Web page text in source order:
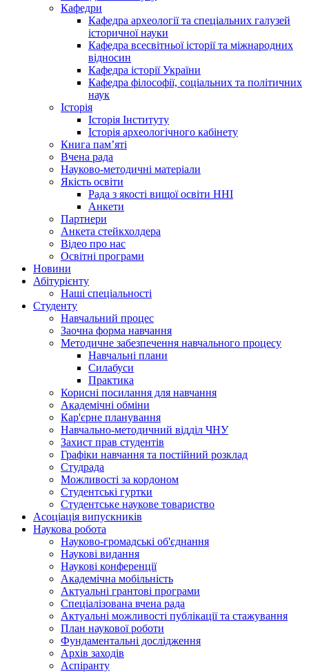
Кафедри
Кафедра археології та спеціальних галузей
історичної науки
Кафедра всесвітньої історії та міжнародних
відносин
Кафедра історії України
Кафедра філософії, соціальних та політичних
наук
Історія
Історія Інституту
Історія археологічного кабінету
Книга памʼяті
Вчена рада
Науково-методичні матеріали
Якість освіти
Рада з якості вищої освіти ННІ
Анкети
Партнери
Анкета стейкхолдера
Відео про нас
Освітні програми
Hовини
Абітурієнту
Наші спеціальності
Студенту
Навчальний процес
Заочна форма навчання
Методичне забезпечення навчального процесу
Навчальні плани
Силабуси
Практика
Корисні посилання для навчання
Академічні обміни
Кар'єрне планування
Навчально-методичний відділ ЧНУ
Захист прав студентів
Графіки навчання та постійний розклад
Студрада
Можливості за кордоном
Студентські гуртки
Студентське наукове товариство
Асоціація випускників
Наукова робота
Науково-громадські об'єднання
Наукові видання
Наукові конференції
Академічна мобільність
Актуальні грантові програми
Спеціалізована вчена рада
Актуальні можливості публікації та стажування
План наукової роботи
Фундаментальні дослідження
Архів заходів
Аспіранту